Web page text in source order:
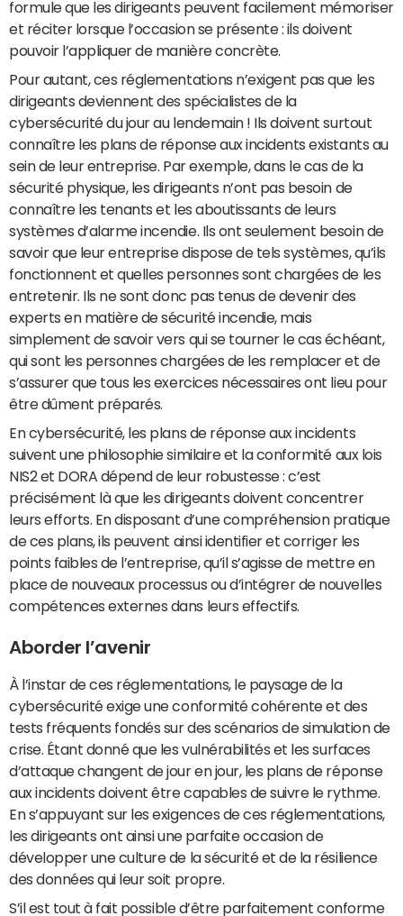
formule que les dirigeants peuvent facilement mémoriser
et réciter lorsque l’occasion se présente : ils doivent
pouvoir l’appliquer de manière concrète.
Pour autant, ces réglementations n’exigent pas que les
dirigeants deviennent des spécialistes de la
cybersécurité du jour au lendemain ! Ils doivent surtout
connaître les plans de réponse aux incidents existants au
sein de leur entreprise. Par exemple, dans le cas de la
sécurité physique, les dirigeants n’ont pas besoin de
connaître les tenants et les aboutissants de leurs
systèmes d’alarme incendie. Ils ont seulement besoin de
savoir que leur entreprise dispose de tels systèmes, qu’ils
fonctionnent et quelles personnes sont chargées de les
entretenir. Ils ne sont donc pas tenus de devenir des
experts en matière de sécurité incendie, mais
simplement de savoir vers qui se tourner le cas échéant,
qui sont les personnes chargées de les remplacer et de
s’assurer que tous les exercices nécessaires ont lieu pour
être dûment préparés.
En cybersécurité, les plans de réponse aux incidents
suivent une philosophie similaire et la conformité aux lois
NIS2 et DORA dépend de leur robustesse : c’est
précisément là que les dirigeants doivent concentrer
leurs efforts. En disposant d’une compréhension pratique
de ces plans, ils peuvent ainsi identifier et corriger les
points faibles de l’entreprise, qu’il s’agisse de mettre en
place de nouveaux processus ou d’intégrer de nouvelles
compétences externes dans leurs effectifs.
Aborder l’avenir
À l’instar de ces réglementations, le paysage de la
cybersécurité exige une conformité cohérente et des
tests fréquents fondés sur des scénarios de simulation de
crise. Étant donné que les vulnérabilités et les surfaces
d’attaque changent de jour en jour, les plans de réponse
aux incidents doivent être capables de suivre le rythme.
En s’appuyant sur les exigences de ces réglementations,
les dirigeants ont ainsi une parfaite occasion de
développer une culture de la sécurité et de la résilience
des données qui leur soit propre.
S’il est tout à fait possible d’être parfaitement conforme